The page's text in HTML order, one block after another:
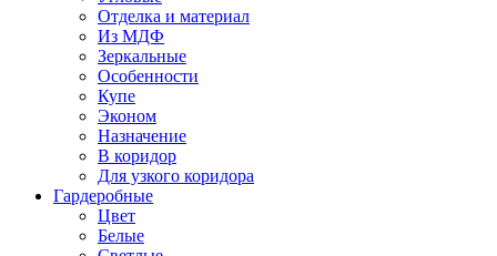
Отделка и материал
Из МДФ
Зеркальные
Особенности
Купе
Эконом
Назначение
В коридор
Для узкого коридора
Гардеробные
Цвет
Белые